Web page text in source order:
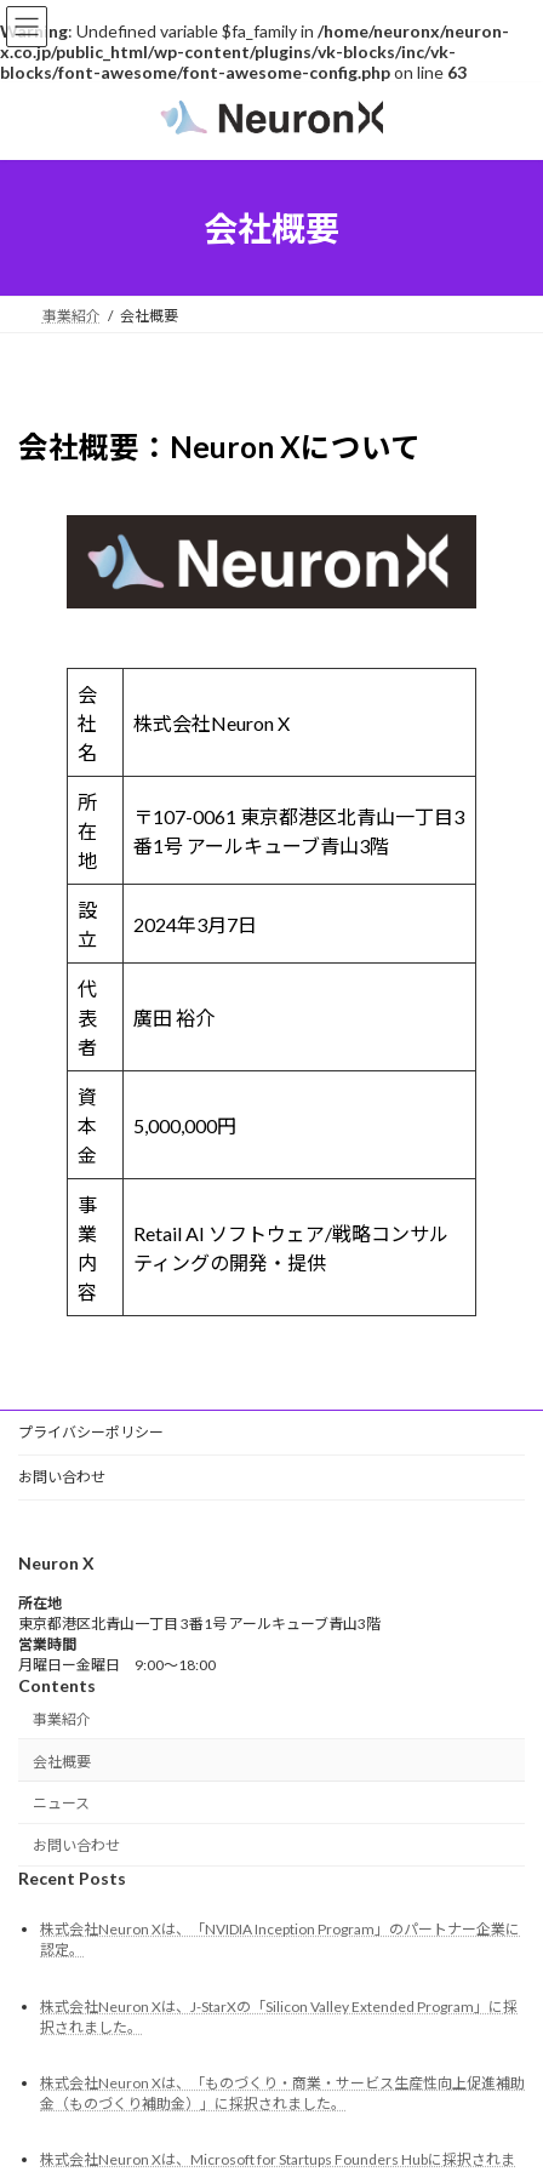
Warning: Undefined variable $fa_family in /home/neuronx/neuron-
x.co.jp/public_html/wp-content/plugins/vk-blocks/inc/vk-
blocks/font-awesome/font-awesome-config.phpon line 63
ン
ー
会社概要
事業紹介 会社概要
会社概要：Neuron Xについて
会
社
名
株式会社Neuron X
所
在
地
〒107-0061 東京都港区北青山一丁目3
番1号 アールキューブ青山3階
設
立
2024年3月7日
代
表
者
廣田 裕介
資
本
金
5,000,000円
事
業
内
容
Retail AI ソフトウェア/戦略コンサル
ティングの開発・提供
プライバシーポリシー
お問い合わせ
Neuron X
所在地
東京都港区北青山一丁目 3番1号 アールキューブ青山3階
営業時間
月曜日ー金曜日 9:00～18:00
Contents
事業紹介
会社概要
ニュース
お問い合わせ
Recent Posts
株式会社Neuron Xは、「NVIDIA Inception Program」のパートナー企業に
認定。
株式会社Neuron Xは、J-StarXの「Silicon Valley Extended Program」に採
択されました。
株式会社Neuron Xは、「ものづくり・商業・サービス生産性向上促進補助
金（ものづくり補助金）」に採択されました。
株式会社Neuron Xは、Microsoft for Startups Founders Hubに採択されま